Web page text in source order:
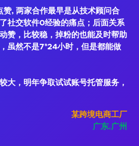
赞, 两家合作最早是从技术顾问合
社交软件0经验的痛点；后面关系
赞，比较稳，掉粉的也能及时帮助
虽然不是7*24小时，但是都能做
大，明年争取试试账号托管服务，
某跨境电商工厂
广东.广州